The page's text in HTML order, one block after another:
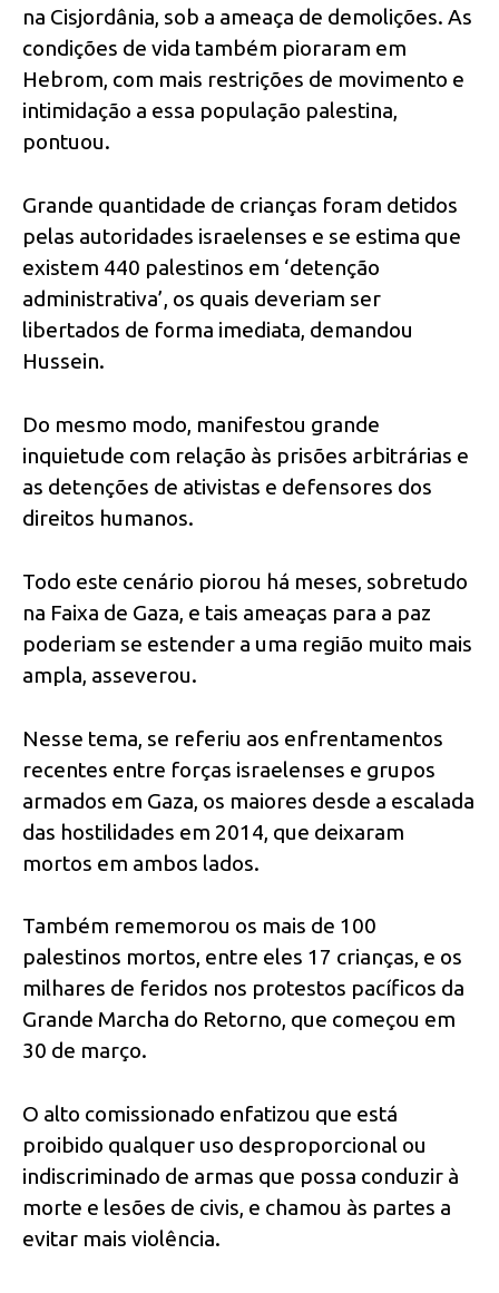
na Cisjordânia, sob a ameaça de demolições. As
condições de vida também pioraram em
Hebrom, com mais restrições de movimento e
intimidação a essa população palestina,
pontuou.
Grande quantidade de crianças foram detidos
pelas autoridades israelenses e se estima que
existem 440 palestinos em ‘detenção
administrativa’, os quais deveriam ser
libertados de forma imediata, demandou
Hussein.
Do mesmo modo, manifestou grande
inquietude com relação às prisões arbitrárias e
as detenções de ativistas e defensores dos
direitos humanos.
Todo este cenário piorou há meses, sobretudo
na Faixa de Gaza, e tais ameaças para a paz
poderiam se estender a uma região muito mais
ampla, asseverou.
Nesse tema, se referiu aos enfrentamentos
recentes entre forças israelenses e grupos
armados em Gaza, os maiores desde a escalada
das hostilidades em 2014, que deixaram
mortos em ambos lados.
Também rememorou os mais de 100
palestinos mortos, entre eles 17 crianças, e os
milhares de feridos nos protestos pacíficos da
Grande Marcha do Retorno, que começou em
30 de março.
O alto comissionado enfatizou que está
proibido qualquer uso desproporcional ou
indiscriminado de armas que possa conduzir à
morte e lesões de civis, e chamou às partes a
evitar mais violência.